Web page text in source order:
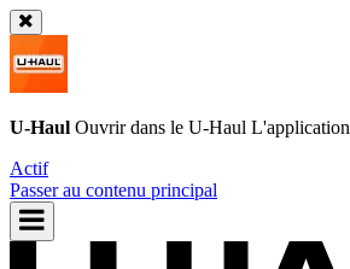
U-Haul Ouvrir dans le U-Haul L'application
Actif
Passer au contenu principal